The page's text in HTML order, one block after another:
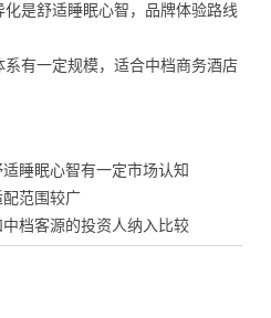
化是舒适睡眠心智，品牌体验路线
系有一定规模，适合中档商务酒店
睡眠心智有一定市场认知
范围较广
档客源的投资人纳入比较